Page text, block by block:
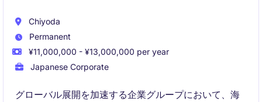
Chiyoda
Permanent
¥11,000,000 - ¥13,000,000 per year
Japanese Corporate
グローバル展開を加速する企業グループにおいて、海